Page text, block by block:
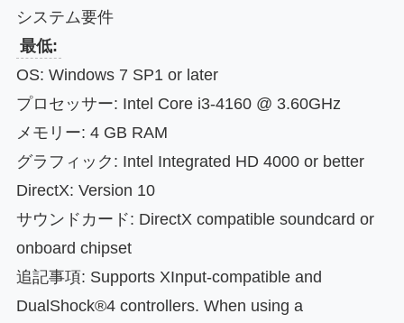
システム要件
最低:
OS: Windows 7 SP1 or later
プロセッサー: Intel Core i3-4160 @ 3.60GHz
メモリー: 4 GB RAM
グラフィック: Intel Integrated HD 4000 or better
DirectX: Version 10
サウンドカード: DirectX compatible soundcard or
onboard chipset
追記事項: Supports XInput-compatible and
DualShock®4 controllers. When using a